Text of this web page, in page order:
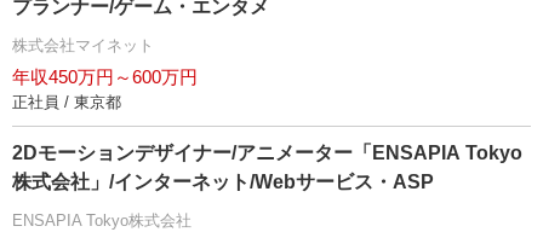
プランナー/ゲーム・エンタメ
株式会社マイネット
年収450万円～600万円
正社員 / 東京都
2Dモーションデザイナー/アニメーター「ENSAPIA Tokyo
株式会社」/インターネット/Webサービス・ASP
ENSAPIA Tokyo株式会社